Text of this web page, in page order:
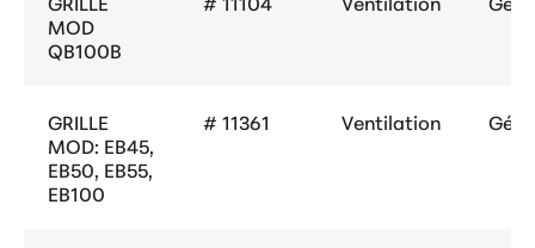
MOD
QB100B
GRILLE
MOD: EB45,
EB50, EB55,
EB100
# 11361 Ventilation